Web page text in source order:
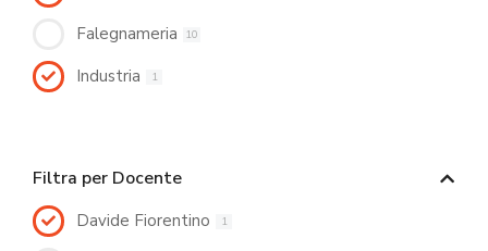
Falegnameria 10
Industria 1
Filtra per Docente
Davide Fiorentino 1